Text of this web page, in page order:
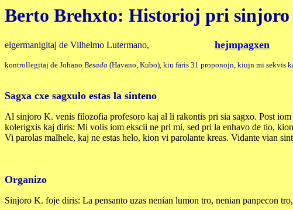
Berto Brehxto: Historioj pri
elgermanigitaj de Vilhelmo Lutermano, hejmpagxen
kontrollegitaj de Johano Besada (Havano, Kubo), kiu faris 31 proponojn, kiujn mi sekvis
Sagxa cxe sagxulo estas la sinteno
Al sinjoro K. venis filozofia profesoro kaj al li rakontis pri sia sagxo. Post
kolerigxis kaj diris: Mi volis iom ekscii ne pri mi, sed pri la enhavo de tio,
Vi parolas malhele, kaj ne estas helo, kion vi parolante kreas. Vidante vian
Organizo
Sinjoro K. foje diris: La pensanto uzas nenian lumon tro, nenian panpecon